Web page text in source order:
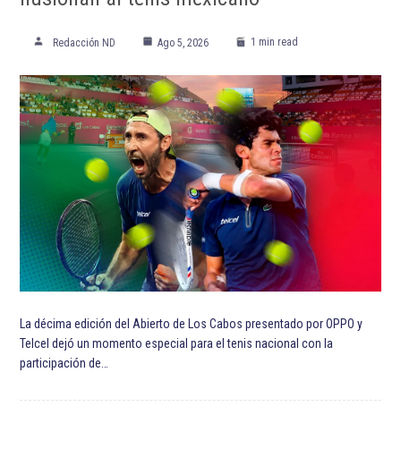
ETIQUETADO: Copa Mundial Femenina de la FIFA 2023
Destacadas Selección de futbol de Colombia
Selección de fútbol de Corea del Sur